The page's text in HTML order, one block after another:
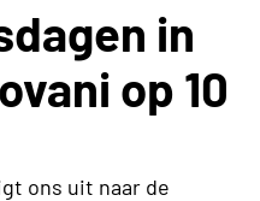
in
op 10
ons uit naar de